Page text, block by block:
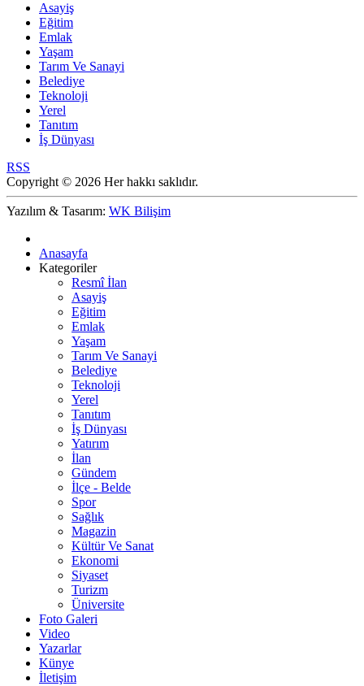
Asayiş
Eğitim
Emlak
Yaşam
Tarım Ve Sanayi
Belediye
Teknoloji
Yerel
Tanıtım
İş Dünyası
RSS
Copyright © 2026 Her hakkı saklıdır.
Yazılım & Tasarım: WK Bilişim
Anasayfa
Kategoriler
Resmî İlan
Asayiş
Eğitim
Emlak
Yaşam
Tarım Ve Sanayi
Belediye
Teknoloji
Yerel
Tanıtım
İş Dünyası
Yatırım
İlan
Gündem
İlçe - Belde
Spor
Sağlık
Magazin
Kültür Ve Sanat
Ekonomi
Siyaset
Turizm
Üniversite
Foto Galeri
Video
Yazarlar
Künye
İletişim